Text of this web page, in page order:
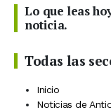
Lo que leas
noticia.
Todas las
Inicio
Noticias de